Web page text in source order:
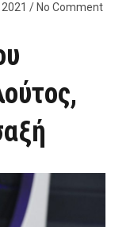
/ No Comment